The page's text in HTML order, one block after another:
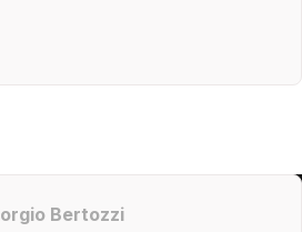
Bertozzi